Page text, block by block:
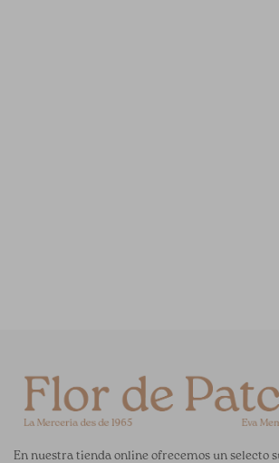
En nuestra tienda online ofrecemos un selecto